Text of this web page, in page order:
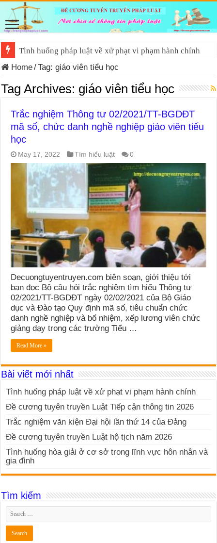
Tình huống pháp luật về xử phạt vi phạm hành chính
Home/Tag:giáo viên tiểu học
Tag Archives: giáo viên tiểu học
Trắc nghiệm Thông tư 02/2021/TT-BGDĐT
mã số, chức danh nghề nghiệp giáo viên tiểu
học
May 17, 2022 Tìm hiểu luật 0
Decuongtuyentruyen.com biên soạn, giới thiệu tới
bạn đọc Bộ câu hỏi trắc nghiệm tìm hiểu Thông tư
02/2021/TT-BGDĐT ngày 02/02/2021 của Bộ Giáo
dục và Đào tạo Quy định mã số, tiêu chuẩn chức
danh nghề nghiệp và bổ nhiệm, xếp lương viên chức
giảng dạy trong các trường Tiểu …
Read More »
Bài viết mới nhất
Tình huống pháp luật về xử phạt vi phạm hành chính
Đề cương tuyên truyền Luật Tiếp cận thông tin 2026
Trắc nghiệm văn kiện Đại hội lần thứ 14 của Đảng
Đề cương tuyên truyền Luật hộ tịch năm 2026
Tình huống hòa giải ở cơ sở trong lĩnh vực hôn nhân và
gia đình
Tìm kiếm